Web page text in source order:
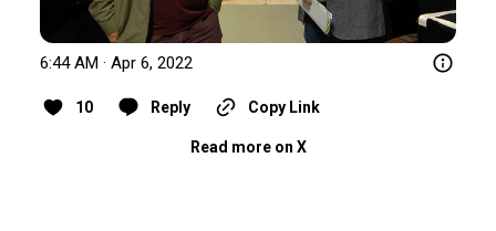
6:44 AM · Apr 6, 2022
10 Reply Copy Link
Read more on X